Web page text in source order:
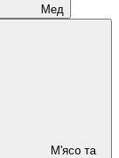
Мед
М'ясо та